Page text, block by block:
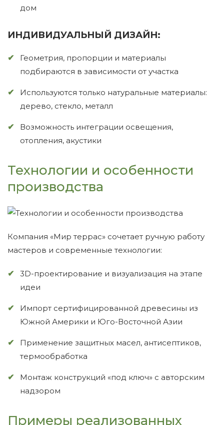
дом
ИНДИВИДУАЛЬНЫЙ ДИЗАЙН:
Геометрия, пропорции и материалы
подбираются в зависимости от участка
Используются только натуральные материалы:
дерево, стекло, металл
Возможность интеграции освещения,
отопления, акустики
Технологии и особенности
производства
Компания «Мир террас» сочетает ручную работу
мастеров и современные технологии:
3D-проектирование и визуализация на этапе
идеи
Импорт сертифицированной древесины из
Южной Америки и Юго-Восточной Азии
Применение защитных масел, антисептиков,
термообработка
Монтаж конструкций «под ключ» с авторским
надзором
Примеры реализованных